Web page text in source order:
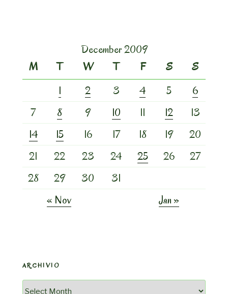
December 2009
M
T W T F S
S
1
2 3 4 5
6
7
8 9 10 11 12
13
14
15 16 17 18 19
20
21
22 23 24 25 26
27
28
29 30
31
« Nov
Jan »
ARCHIVIO
Archivio